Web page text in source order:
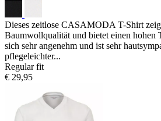
Dieses zeitlose CASAMODA T-Shirt
Baumwollqualität und bietet einen hohen
sich sehr angenehm und ist sehr
pflegeleichter...
Regular fit
€ 29,95